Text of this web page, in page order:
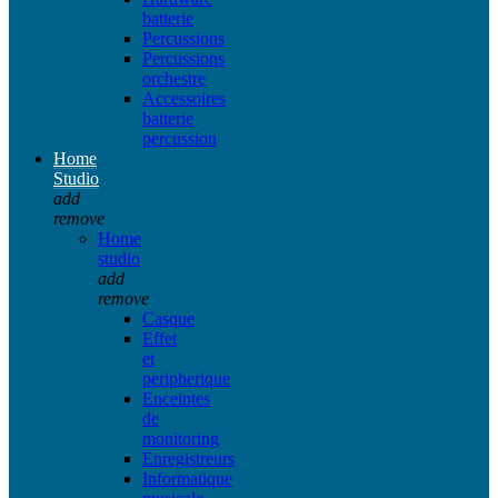
batterie
Percussions
Percussions
orchestre
Accessoires
batterie
percussion
Home
Studio
add
remove
Home
studio
add
remove
Casque
Effet
et
peripherique
Enceintes
de
monitoring
Enregistreurs
Informatique